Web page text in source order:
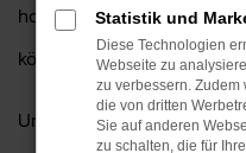
hohe Zuverlässigkeit, die
können.
Unser erfahrenes Team
Statistik und
Diese Technologien
Webseite zu
zu verbessern.
die von dritten
Sie auf anderen
zu schalten, die für